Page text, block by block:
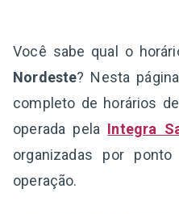
Você sabe qual o
Nordeste? Nesta
completo de horários
operada pela Integra
organizadas por
operação.